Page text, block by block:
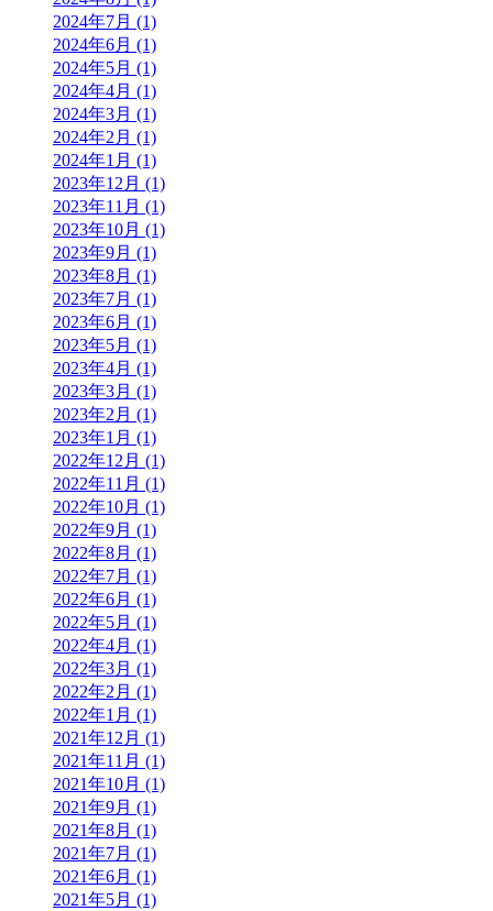
2024年7月 (1)
2024年6月 (1)
2024年5月 (1)
2024年4月 (1)
2024年3月 (1)
2024年2月 (1)
2024年1月 (1)
2023年12月 (1)
2023年11月 (1)
2023年10月 (1)
2023年9月 (1)
2023年8月 (1)
2023年7月 (1)
2023年6月 (1)
2023年5月 (1)
2023年4月 (1)
2023年3月 (1)
2023年2月 (1)
2023年1月 (1)
2022年12月 (1)
2022年11月 (1)
2022年10月 (1)
2022年9月 (1)
2022年8月 (1)
2022年7月 (1)
2022年6月 (1)
2022年5月 (1)
2022年4月 (1)
2022年3月 (1)
2022年2月 (1)
2022年1月 (1)
2021年12月 (1)
2021年11月 (1)
2021年10月 (1)
2021年9月 (1)
2021年8月 (1)
2021年7月 (1)
2021年6月 (1)
2021年5月 (1)